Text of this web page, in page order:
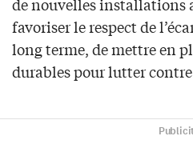
de nouvelles installations
favoriser le respect de
long terme, de mettre en
durables pour lutter